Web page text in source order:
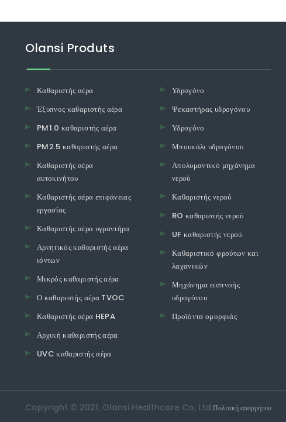
Olansi Produts
Καθαριστής αέρα
Έξυπνος καθαριστής αέρα
PM1.0 καθαριστής αέρα
PM2.5 καθαριστής αέρα
Καθαριστής αέρα
αυτοκινήτου
Καθαριστής αέρα επιφάνειας
εργασίας
Καθαριστής αέρα υγραντήρα
Αρνητικός καθαριστής αέρα
ιόντων
Μικρός καθαριστής αέρα
Ο καθαριστής αέρα TVOC
Καθαριστής αέρα HEPA
Αρχική καθαριστής αέρα
UVC καθαριστής αέρα
Υδρογόνο
Ψεκαστήρας υδρογόνου
Υδρογόνο
Μπουκάλι υδρογόνου
Απολυμαντικό μηχάνημα
νερού
Καθαριστής νερού
RO καθαριστής νερού
UF καθαριστής νερού
Καθαριστικό φρούτων και
λαχανικών
Μηχάνημα εισπνοής
υδρογόνου
Προϊόντα ομορφιάς
Copyright © 2021. Olansi Healthcare Co, Ltd.Πολιτική απορρήτου